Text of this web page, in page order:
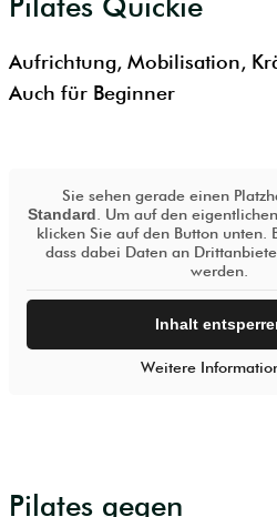
Aufrichtung, Mobilisation,
Auch für Beginner
Sie sehen gerade einen
Standard. Um auf den
klicken Sie auf den Button unten.
dass dabei Daten an
werden.
Inhalt
Weitere
Pilates gegen